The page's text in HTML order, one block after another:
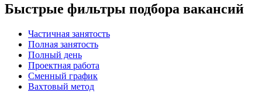
Быстрые фильтры подбора вакансий
Частичная занятость
Полная занятость
Полный день
Проектная работа
Сменный график
Вахтовый метод